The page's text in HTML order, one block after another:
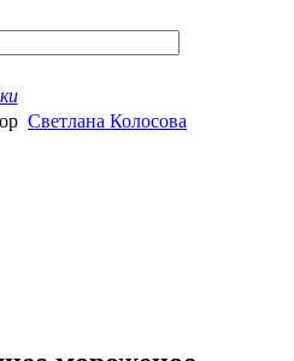
Светлана Колосова